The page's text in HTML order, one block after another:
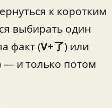
к коротким
выбирать один
факт (V+了) или
— и только потом